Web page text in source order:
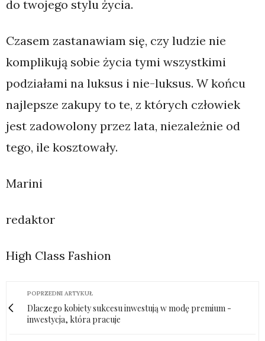
do twojego stylu życia.
Czasem zastanawiam się, czy ludzie nie
komplikują sobie życia tymi wszystkimi
podziałami na luksus i nie-luksus. W końcu
najlepsze zakupy to te, z których człowiek
jest zadowolony przez lata, niezależnie od
tego, ile kosztowały.
Marini
redaktor
High Class Fashion
POPRZEDNI ARTYKUŁ
Dlaczego kobiety sukcesu inwestują w modę premium -
inwestycja, która pracuje